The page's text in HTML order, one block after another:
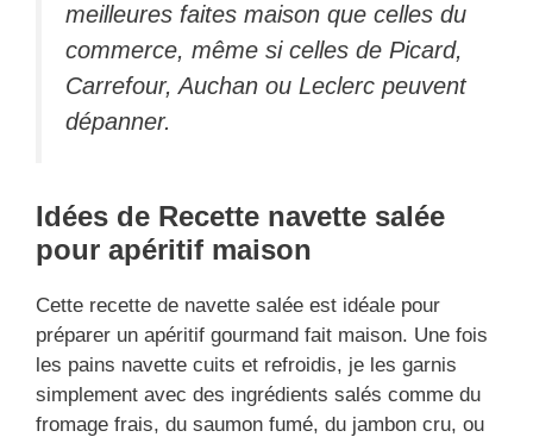
meilleures faites maison que celles du
commerce, même si celles de Picard,
Carrefour, Auchan ou Leclerc peuvent
dépanner.
Idées de Recette navette salée
pour apéritif maison
Cette recette de navette salée est idéale pour
préparer un apéritif gourmand fait maison. Une fois
les pains navette cuits et refroidis, je les garnis
simplement avec des ingrédients salés comme du
fromage frais, du saumon fumé, du jambon cru, ou